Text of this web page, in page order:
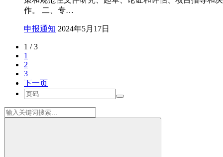
作。 二、专…
申报通知 2024年5月17日
1 / 3
1
2
3
下一页